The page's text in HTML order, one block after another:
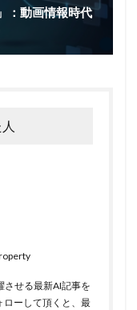
：動画情報時代
させる最新AI記事を
ローして頂くと、最